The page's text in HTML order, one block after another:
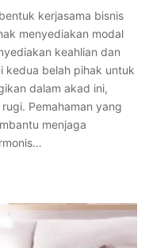
kerjasama bisnis
menyediakan modal
keahlian dan
kedua belah pihak untuk
dalam akad ini,
Pemahaman yang
menjaga